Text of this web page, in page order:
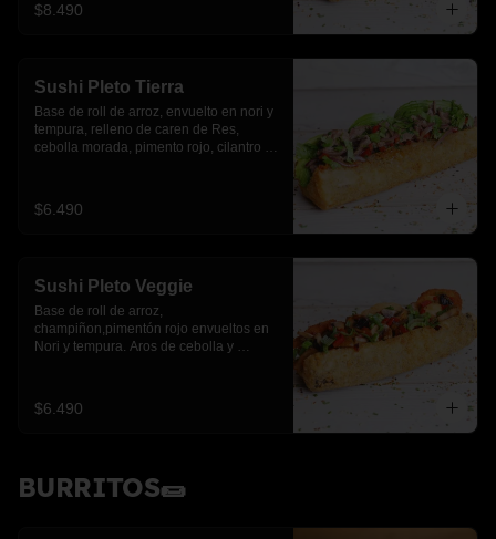
$8.490
Sushi Pleto Tierra
Base de roll de arroz, envuelto en nori y
tempura, relleno de caren de Res,
cebolla morada, pimento rojo, cilantro y
$6.490
Sushi Pleto Veggie
Base de roll de arroz,
champiñon,pimentón rojo envueltos en
Nori y tempura. Aros de cebolla y
$6.490
BURRITOS🌯